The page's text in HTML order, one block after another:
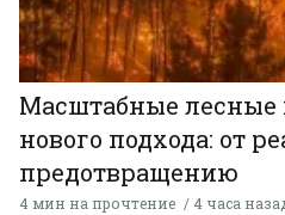
Масштабные лесные
нового подхода: от
предотвращению
4 мин на прочтение 4 часа